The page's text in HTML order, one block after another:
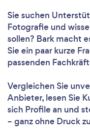
Sie suchen
Fotografie und
sollen? Bark macht
Sie ein paar kurze
passenden
Vergleichen Sie
Anbieter, lesen Sie
sich Profile an und
– ganz ohne Druck